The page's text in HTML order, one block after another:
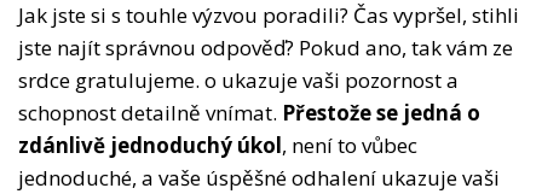
Jak jste si s touhle výzvou poradili? Čas vypršel, stihli
jste najít správnou odpověď? Pokud ano, tak vám ze
srdce gratulujeme. o ukazuje vaši pozornost a
schopnost detailně vnímat. Přestože se jedná o
zdánlivě jednoduchý úkol, není to vůbec
jednoduché, a vaše úspěšné odhalení ukazuje vaši